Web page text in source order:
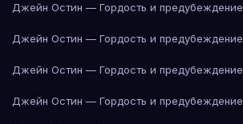
Джейн Остин — Гордость и предубеждение
Джейн Остин — Гордость и предубеждение
Джейн Остин — Гордость и предубеждение
Джейн Остин — Гордость и предубеждение